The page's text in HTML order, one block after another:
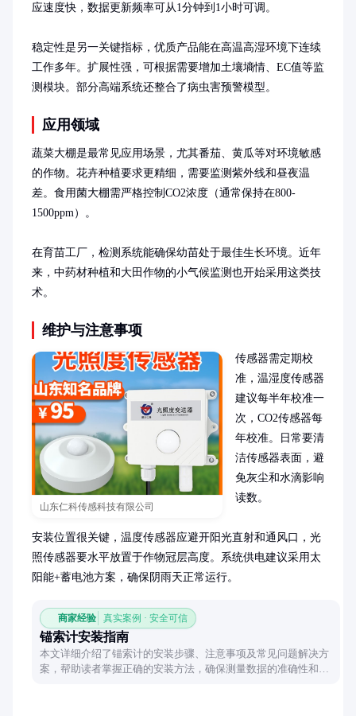
应速度快，数据更新频率可从1分钟到1小时可调。
稳定性是另一关键指标，优质产品能在高温高湿环境下连续
工作多年。扩展性强，可根据需要增加土壤墒情、EC值等监
测模块。部分高端系统还整合了病虫害预警模型。
应用领域
蔬菜大棚是最常见应用场景，尤其番茄、黄瓜等对环境敏感
的作物。花卉种植要求更精细，需要监测紫外线和昼夜温
差。食用菌大棚需严格控制CO2浓度（通常保持在800-
1500ppm）。
在育苗工厂，检测系统能确保幼苗处于最佳生长环境。近年
来，中药材种植和大田作物的小气候监测也开始采用这类技
术。
维护与注意事项
山东仁科传感科技有限公司
传感器需定期校
准，温湿度传感器
建议每半年校准一
次，CO2传感器每
年校准。日常要清
洁传感器表面，避
免灰尘和水滴影响
读数。
安装位置很关键，温度传感器应避开阳光直射和通风口，光
照传感器要水平放置于作物冠层高度。系统供电建议采用太
阳能+蓄电池方案，确保阴雨天正常运行。
商家经验 真实案例 · 安全可信
锚索计安装指南
本文详细介绍了锚索计的安装步骤、注意事项及常见问题解决方
案，帮助读者掌握正确的安装方法，确保测量数据的准确性和设